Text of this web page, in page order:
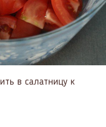
в салатницу к